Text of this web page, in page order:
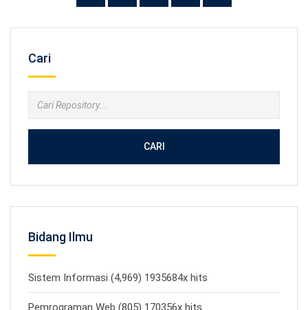
Cari
CARI
Bidang Ilmu
Sistem Informasi (4,969) 1935684x hits
Pemrograman Web (805) 170356x hits